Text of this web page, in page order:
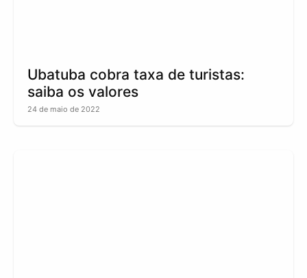
Ubatuba cobra taxa de turistas:
saiba os valores
24 de maio de 2022